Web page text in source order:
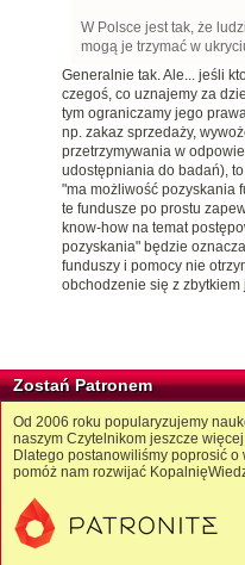
W Polsce jest tak, że
mogą je trzymać w
Generalnie tak. Ale... jeśli
czegoś, co uznajemy za
tym ograniczamy jego
np. zakaz sprzedaży,
przetrzymywania w
udostępniania do badań),
"ma możliwość pozyskania
te fundusze po prostu
know-how na temat
pozyskania" będzie
funduszy i pomocy nie
obchodzenie się z zbytkiem
Zostań Patronem
Od 2006 roku popularyzujemy
naszym Czytelnikom jeszcze
Dlatego postanowiliśmy poprosić
pomóż nam rozwijać